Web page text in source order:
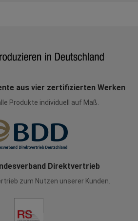
aus vier zertifizierten Werken
Produkte individuell auf Maß.
Direktvertrieb
zum Nutzen unserer Kunden.